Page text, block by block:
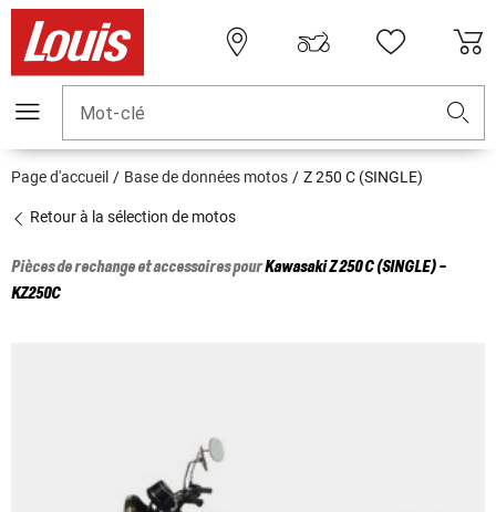
Mot-clé
Page d'accueil Base de données motos Z 250 C (SINGLE)
Retour à la sélection de motos
Pièces de rechange et accessoires pourKawasakiZ 250 C (SINGLE) -
KZ250C